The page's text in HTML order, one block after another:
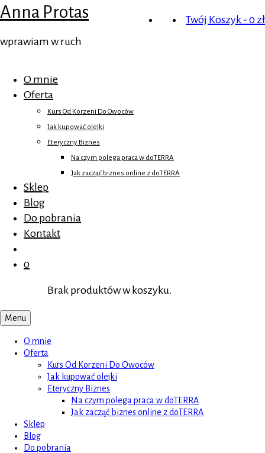
Twój Koszyk - 0 zł
Anna Protas
wprawiam w ruch
O mnie
Oferta
Kurs Od Korzeni Do Owoców
Jak kupować olejki
Eteryczny Biznes
Na czym polega praca w doTERRA
Jak zacząć biznes online z doTERRA
Sklep
Blog
Do pobrania
Kontakt
0
Brak produktów w koszyku.
Menu
O mnie
Oferta
Kurs Od Korzeni Do Owoców
Jak kupować olejki
Eteryczny Biznes
Na czym polega praca w doTERRA
Jak zacząć biznes online z doTERRA
Sklep
Blog
Do pobrania